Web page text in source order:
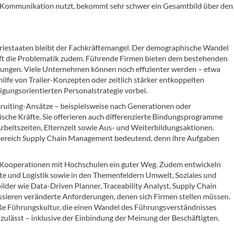
nutzt, bekommt sehr schwer ein Gesamtbild über den
bleibt der Fachkräftemangel. Der demographische Wandel
die Problematik zudem. Führende Firmen bieten dem bestehenden
Viele Unternehmen können noch effizienter werden – etwa
von Trailer-Konzepten oder zeitlich stärker entkoppelten
Personalstrategie vorbei.
Ansätze – beispielsweise nach Generationen oder
Kräfte. Sie offerieren auch differenzierte Bindungsprogramme
Elternzeit sowie Aus- und Weiterbildungsaktionen.
Supply Chain Management bedeutend, denn ihre Aufgaben
mit Hochschulen ein guter Weg. Zudem entwickeln
und Logistik sowie in den Themenfeldern Umwelt, Soziales und
wie Data-Driven Planner, Traceability Analyst, Supply Chain
veränderte Anforderungen, denen sich Firmen stellen müssen.
Führungskultur, die einen Wandel des Führungsverständnisses
– inklusive der Einbindung der Meinung der Beschäftigten.